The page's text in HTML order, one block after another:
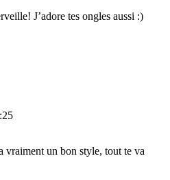
J’adore tes ongles aussi :)
vraiment un bon style, tout te va